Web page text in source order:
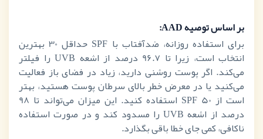
بر اساس توصیهAAD
:
برای استفاده روزانه، ضدآفتاب با SPF حداقل 30 بهترین
انتخاب است، زیرا تا 96.7 درصد از اشعه UVB را فیلتر
می‌کند. اگر پوست روشنی دارید، زیاد در فضای باز فعالیت
می‌کنید یا در معرض خطر بالای سرطان پوست هستید، بهتر
است از SPF 50 استفاده کنید. این میزان می‌تواند تا 98
درصد از اشعه UVBرا مسدود کند و در صورت استفاده
ناکافی، کمی جای خطا باقی بگذارد.